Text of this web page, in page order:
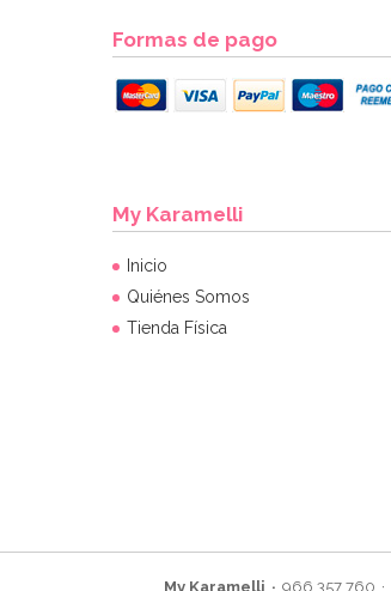
Formas de pago
My Karamelli
Inicio
Quiénes Somos
Tienda Física
My Karamelli 966 357 760